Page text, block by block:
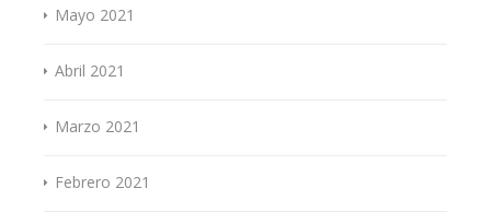
Mayo 2021
Abril 2021
Marzo 2021
Febrero 2021